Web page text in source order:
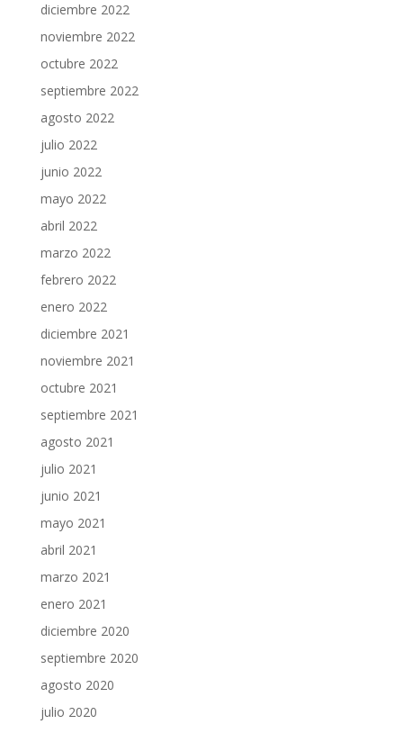
diciembre 2022
noviembre 2022
octubre 2022
septiembre 2022
agosto 2022
julio 2022
junio 2022
mayo 2022
abril 2022
marzo 2022
febrero 2022
enero 2022
diciembre 2021
noviembre 2021
octubre 2021
septiembre 2021
agosto 2021
julio 2021
junio 2021
mayo 2021
abril 2021
marzo 2021
enero 2021
diciembre 2020
septiembre 2020
agosto 2020
julio 2020